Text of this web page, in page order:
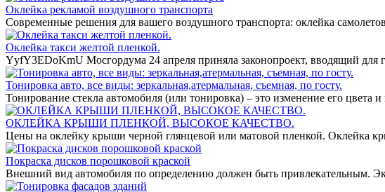
Оклейка рекламой воздушного транспорта
Современные решения для вашего воздушного транспорта: оклейка
Оклейка такси желтой пленкой.
YyfY3EDoKmU Мосгордума 24 апреля приняла законопроект, вводящий
Тонировка авто, все виды: зеркальная,атермальная, съемная, по госту.
Тонирование стекла автомобиля (или тонировка) – это изменение его
ОКЛЕЙКА КРЫШИ ПЛЕНКОЙ, ВЫСОКОЕ КАЧЕСТВО.
Цены на оклейку крыши черной глянцевой или матовой пленкой. Оклейка
Покраска дисков порошковой краской
Внешний вид автомобиля по определению должен быть привлекательным.